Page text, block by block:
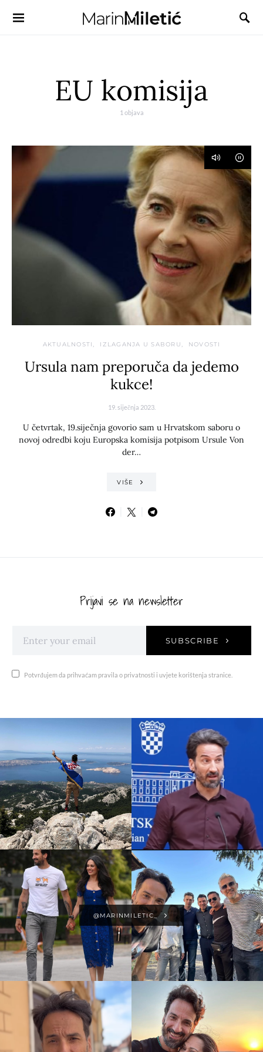
EU komisija
1 objava
AKTUALNOSTI IZLAGANJA U SABORU NOVOSTI
Ursula nam preporuča da jedemo
kukce!
19. siječnja 2023.
U četvrtak, 19.siječnja govorio sam u Hrvatskom saboru o
novoj odredbi koju Europska komisija potpisom Ursule Von
der…
VIŠE
Prijavi se na newsletter
SUBSCRIBE
Potvrđujem da prihvaćam pravila o privatnosti i uvjete korištenja stranice.
@MARINMILETIC_